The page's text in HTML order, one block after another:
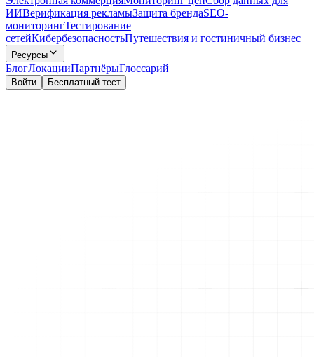
ИИВерификация рекламыЗащита брендаSEO-
мониторингТестирование
сетейКибербезопасностьПутешествия и гостиничный бизнес
Ресурсы
БлогЛокацииПартнёрыГлоссарий
Войти Бесплатный тест